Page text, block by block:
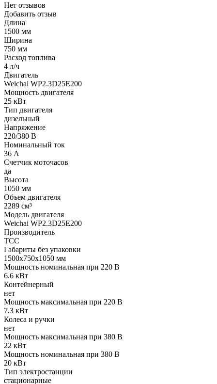
Нет отзывов
Добавить отзыв
Длина
1500 мм
Ширина
750 мм
Расход топлива
4 л/ч
Двигатель
Weichai WP2.3D25E200
Мощность двигателя
25 кВт
Тип двигателя
дизельный
Напряжение
220/380 В
Номинальный ток
36 А
Счетчик моточасов
да
Высота
1050 мм
Объем двигателя
2289 см³
Модель двигателя
Weichai WP2.3D25E200
Производитель
ТСС
Габариты без упаковки
1500х750х1050 мм
Мощность номинальная при 220 В
6.6 кВт
Контейнерный
нет
Мощность максимальная при 220 В
7.3 кВт
Колеса и ручки
нет
Мощность максимальная при 380 В
22 кВт
Мощность номинальная при 380 В
20 кВт
Тип электростанции
стационарные